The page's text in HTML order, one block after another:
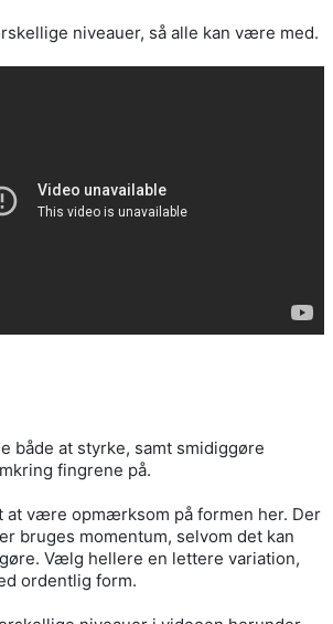
niveauer, så alle kan være med.
både at styrke, samt smidiggøre
fingrene på.
at være opmærksom på formen her. Der
bruges momentum, selvom det kan
Vælg hellere en lettere variation,
ordentlig form.